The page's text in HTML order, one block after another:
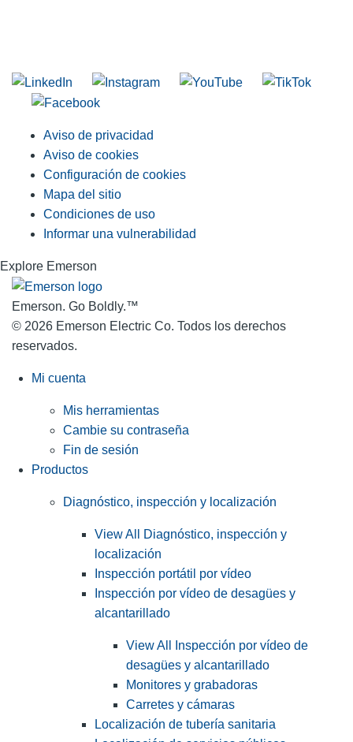
Aviso de privacidad
Aviso de cookies
Configuración de cookies
Mapa del sitio
Condiciones de uso
Informar una vulnerabilidad
Explore Emerson
Emerson. Go Boldly.™
© 2026 Emerson Electric Co. Todos los derechos
reservados.
Mi cuenta
Mis herramientas
Cambie su contraseña
Fin de sesión
Productos
Diagnóstico, inspección y localización
View All Diagnóstico, inspección y
localización
Inspección portátil por vídeo
Inspección por vídeo de desagües y
alcantarillado
View All Inspección por vídeo de
desagües y alcantarillado
Monitores y grabadoras
Carretes y cámaras
Localización de tubería sanitaria